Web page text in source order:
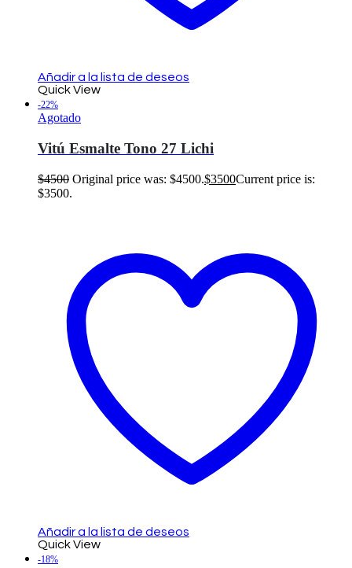
Añadir a la lista de deseos
Quick View
-22%
Agotado
Vitú Esmalte Tono 27 Lichi
$4500 Original price was: $4500.$3500Current price is:
$3500.
Añadir a la lista de deseos
Quick View
-18%